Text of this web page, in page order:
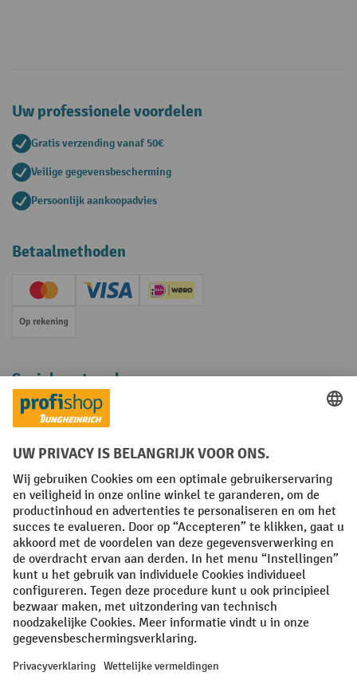
Uw professionele voordelen
Gratis verzending vanaf 50€
Veilige gegevensbescherming
Persoonlijk aankoopadvies
Betaalmethoden
Creditcard (Master)Creditcard (Visa)iDEAL | Wero
Op rekening
Sociale netwerken
Facebook
YouTube
LinkedInInstagram
Algemene leveringsvoorwaarden Copyright
Privacyverklaring Privacy Instellingen
All prices excl. VAT plusshipping costs and possible delivery charges,
if not stated otherwise.
¹ De korting is geldig zolang de voorraad strekt. De korting is niet van
toepassing op speciale prijzen. Een combinatie met andere
procentuele kortingen of vouchers is niet mogelijk. | ² De korting
nieuwsbrief. De voucher is 10 dagen geldig en kan online worden